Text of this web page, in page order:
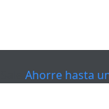
Ahorre hasta